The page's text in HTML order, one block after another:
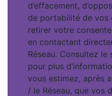
d’effacement,
de portabilité de vos
retirer votre
en contactant
Réseau. Consultez le
pour plus
vous estimez, après
/ le Réseau, que vos